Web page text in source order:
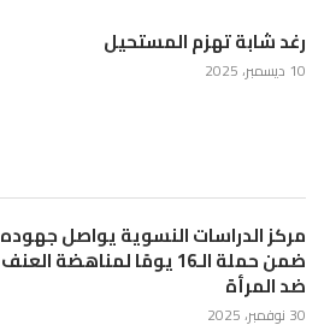
رغد شابة تهزم المستحيل
10 ديسمبر، 2025
مركز الدراسات النسوية يواصل جهوده
ضمن حملة الـ16 يومًا لمناهضة العنف
ضد المرأة
30 نوفمبر، 2025